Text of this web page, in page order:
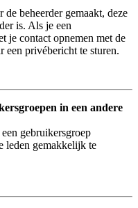
beheerder gemaakt, deze
is. Als je een
je contact opnemen met de
een privébericht te sturen.
in een andere
gebruikersgroep
leden gemakkelijk te